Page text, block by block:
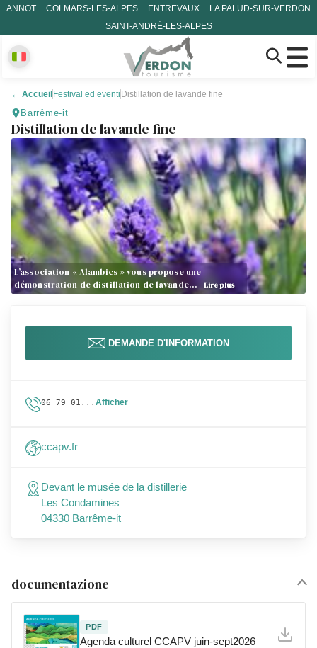
ANNOT COLMARS-LES-ALPES ENTREVAUX
LA PALUD-SUR-VERDON
SAINT-ANDRÉ-LES-ALPES
← Accueil Festival ed eventi Distillation de lavande fine
Barrême-it
Distillation de lavande fine
L’association « Alambics » vous propose une
démonstration de distillation de lavande…
Lire plus
documentazione
PDF
Agenda culturel CCAPV juin-sept2026
DEMANDE D'INFORMATION
06 79 01... Afficher
ccapv.fr
Devant le musée de la distillerie
Les Condamines
04330 Barrême-it